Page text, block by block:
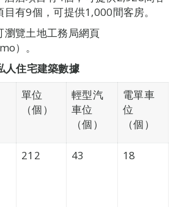
有9個，可提供1,000間客房。
瀏覽土地工務局網頁
）。
人住宅建築數據
單位
（個）
輕型汽
車位
（個）
電單車
位
（個）
212 43 18